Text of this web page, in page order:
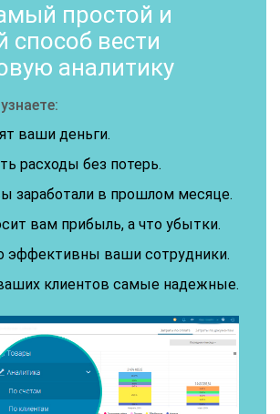
простой и
способ вести
аналитику
ваши деньги.
расходы без потерь.
заработали в прошлом месяце.
вам прибыль, а что убытки.
эффективны ваши сотрудники.
клиентов самые надежные.